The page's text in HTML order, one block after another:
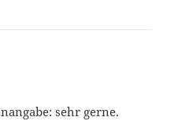
sehr gerne.